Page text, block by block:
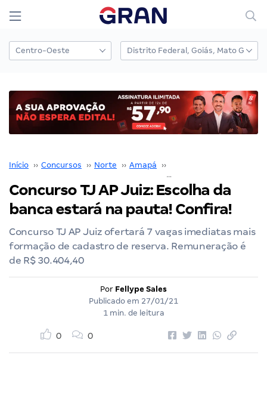
Início ›› Concursos ›› Norte ›› Amapá ››
Concurso TJ AP Juiz: Escolha da
banca estará na pauta! Confira!
Concurso TJ AP Juiz ofertará 7 vagas imediatas mais
formação de cadastro de reserva. Remuneração é
de R$ 30.404,40
Por Fellype Sales
Publicado em 27/01/21
1 min. de leitura
0 0